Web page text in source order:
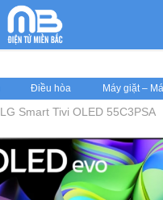
Điều hòa Máy giặt –
LG Smart Tivi OLED 55C3PSA